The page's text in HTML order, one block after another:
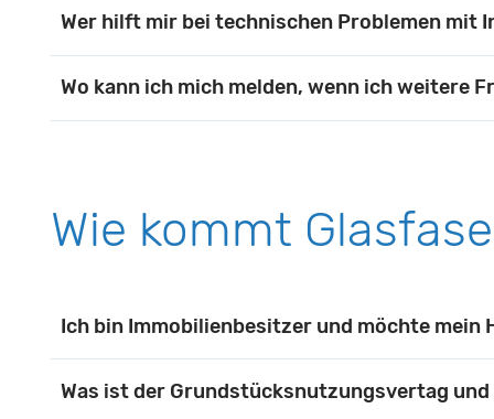
Wer hilft mir bei technischen Problemen mit
Sollte es tatsächlich einmal zu Störungen
nicht telefonisch geklärt werden kann, kommt
Wo kann ich mich melden, wenn ich weitere
kompetente Kundenberaterinnen und
Wie kommt
Ich bin Immobilienbesitzer und möchte mein
Sie haben eine Immobilie im
Was ist der Grundstücksnutzungsvertag